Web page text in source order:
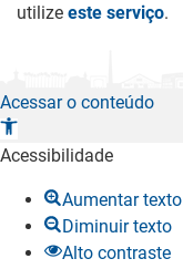
utilize este serviço.
Acessar o conteúdo
A
b
Acessibilidade
Aumentar texto
Diminuir texto
Alto contraste